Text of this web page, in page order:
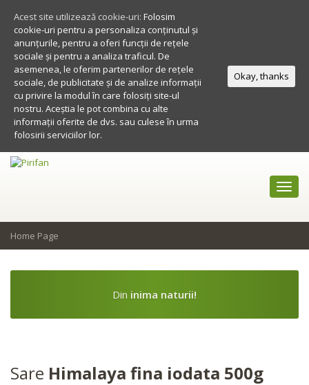
Home Page
Din inima naturii!
Sare Himalaya fina iodata 500g
Acest site utilizează cookie-uri: Folosim
cookie-uri pentru a personaliza conținutul și
anunțurile, pentru a oferi funcții de rețele
sociale și pentru a analiza traficul. De
asemenea, le oferim partenerilor de rețele
sociale, de publicitate și de analize informații
cu privire la modul în care folosiți site-ul
nostru. Aceștia le pot combina cu alte
informații oferite de dvs. sau culese în urma
folosirii serviciilor lor.
Okay, thanks